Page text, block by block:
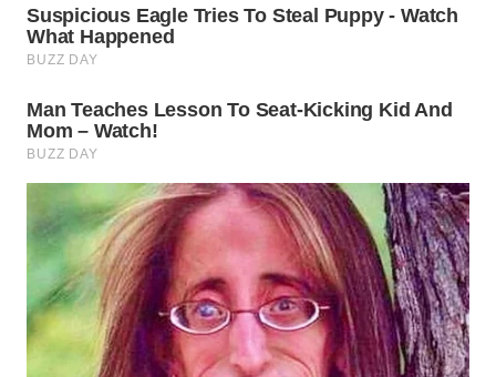
WN
NIAS
WN
LANGKAT
WN
TAPANULI
SELATAN
WN
TANJUNG
LESUNG